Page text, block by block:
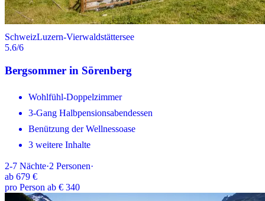
SchweizLuzern-Vierwaldstättersee
5.6/6
Bergsommer in Sörenberg
Wohlfühl-Doppelzimmer
3-Gang Halbpensionsabendessen
Benützung der Wellnessoase
3 weitere Inhalte
2-7 Nächte·2 Personen·
ab 679 €
pro Person ab € 340